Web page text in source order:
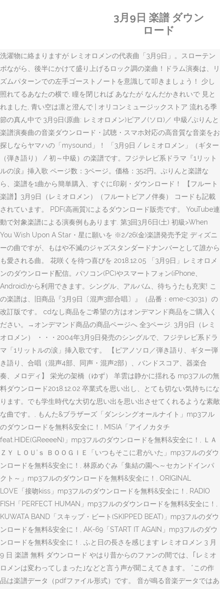
3月9日 楽譜 ダウン
ロード
洗濯物に絡まりますが レミオロメンの代表曲「3月9日」。スローテン
ポながら、後半にかけて盛り上げるロック調の楽曲！ドラム演奏は、リ
ズムパターンでの左手ゴーストノートを意識して叩きましょう！ 少し
照れてるあなたの横で, 瞳を閉じれば あなたが なんだかきれいで 見と
れました, 青い空は凛と澄んで | オリコンミュージックストア 流れる季
節の真ん中で 3月9日(原曲: レミオロメン)ピアノ(ソロ)／ 中級/ぷりんと
楽譜演奏曲の音楽ダウンロード・試聴・スマホ対応の高音質な音楽をお
探しならヤマハの「mysound」！ 「3月9日 / レミオロメン」（ギター
（弾き語り） / 初～中級）の楽譜です。フジテレビ系ドラマ『1リット
ルの涙』挿入歌 ページ数：3ページ。価格：352円。ぷりんと楽譜な
ら、楽譜を1曲から簡単購入、すぐに印刷・ダウンロード！ 【フルート
楽譜】3月9日（レミオロメン）（フルートピアノ伴奏） コードも記載
されています。 PDF(高画質)によるダウンロード販売です。 YouTube連
動で対象楽譜による演奏例もあります. 第3回3月6日(土) 初級>When
You Wish Upon A Star・星に願いを ※2/26(金)楽譜発売予定 ディズニ
ーの曲ですが、もはや不滅のジャズスタンダードナンバーとして誰から
も愛される曲。 花咲くを待つ喜びを 2018.12.05 「3月9日」レミオロメ
ンのダウンロード配信。パソコン(PC)やスマートフォン(iPhone、
Android)から利用できます。シングル、アルバム、待ちうたも充実! こ
の楽譜は、旧商品『3月9日〔混声3部合唱〕』（品番：eme-c3031）の
改訂版です。 cdなし商品をご希望の方はオンデマンド商品をご購入く
ださい。→オンデマンド商品の商品ページへ 全3ページ. 3月9日（レミ
オロメン） ・・・2004年3月9日発売のシングルで、フジテレビ系ドラ
マ「1リットルの涙」挿入歌です。 【ピアノソロ／弾き語り、ギター弾
き語り、合唱（混声4部、同声・混声2部）、バンドスコア、器楽合
奏、メロディ】 栄光の架橋（ゆず） 羊雲は静かに揺れる mp3フルの無
料ダウンロード2018.12.02 卒業式を思い出し、とても切ない気持ちにな
ります。でも学生時代な大切な思い出を思い出させてくれるような素敵
な曲です。, もんた&ブラザーズ「ダンシングオールナイト」mp3フル
のダウンロードを無料&安全に！, MISIA「アイノカタチ
feat.HIDE(GReeeeN)」mp3フルのダウンロードを無料&安全に！, ＬＡ
ＺＹ ＬＯＵ’ｓ ＢＯＯＧＩＥ「いつもそこに君がいた」mp3フルのダウ
ンロードを無料&安全に！, 林原めぐみ「集結の園へ～セカンドインパ
クト～」mp3フルのダウンロードを無料&安全に！, ORIGINAL
LOVE「接吻kiss」mp3フルのダウンロードを無料&安全に！, RADIO
FISH「PERFECT HUMAN」mp3フルのダウンロードを無料&安全に！,
KUWATA BAND「スキップ・ビート(SKIPPED BEAT)」mp3フルのダウ
ンロードを無料&安全に！, AK-69「START IT AGAIN」mp3フルのダウ
ンロードを無料&安全に！. ふと日の長さを感じます レミオロメン 3 月
9 日 楽譜 無料 ダウンロード やはり昔からのファンの間では、｢レミオ
ロメンは変わってしまった｣などと言う声が聞こえてきます。 *この作
品は楽譜データ（pdfファイル形式）です。 音が鳴る音楽データではあ